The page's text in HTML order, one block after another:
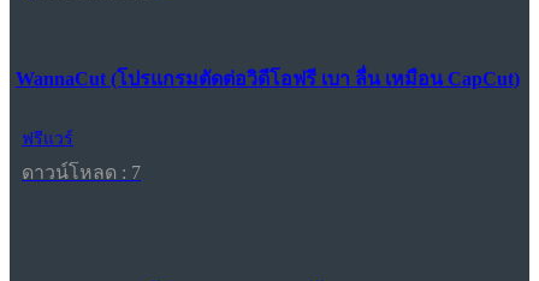
WannaCut (โปรแกรมตัดต่อวิดีโอฟรี เบา ลื่น เหมือน CapCut)
ฟรีแวร์
ดาวน์โหลด : 7